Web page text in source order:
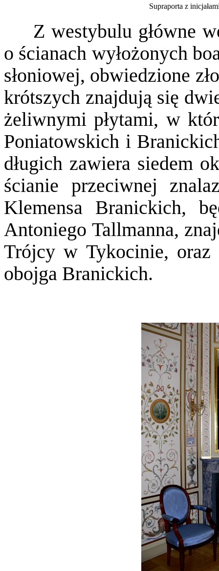
Supraporta z
Z westybulu główne
o ścianach wyłożonych
słoniowej, obwiedzione
krótszych znajdują się
żeliwnymi płytami, w
Poniatowskich i
długich zawiera siedem
ścianie przeciwnej
Klemensa Branickich,
Antoniego Tallmanna,
Trójcy w Tykocinie, oraz
obojga Branickich.